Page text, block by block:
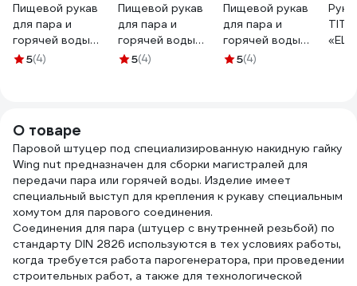
Пищевой рукав
для пара и
горячей воды
TITAN LOCK 1in,
5(4)
Пищевой рукав
для пара и
горячей воды
TITAN LOCK 1in
5(4)
Пищевой рукав
для пара и
горячей воды
TITAN LOCK 1in,
5(4)
О товаре
Паровой штуцер под специализированную накидную гайку
Wing nut предназначен для сборки магистралей для
передачи пара или горячей воды. Изделие имеет
специальный выступ для крепления к рукаву специальным
хомутом для парового соединения.
Соединения для пара (штуцер с внутренней резьбой) по
стандарту DIN 2826 используются в тех условиях работы,
когда требуется работа парогенератора, при проведении
строительных работ, а также для технологической